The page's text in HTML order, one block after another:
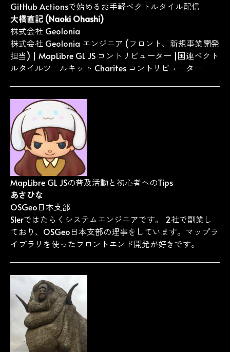
GitHub Actionsで始めるお手軽ベクトルタイル配信
大橋直記 (Naoki Ohashi)
株式会社 Geolonia
株式会社 Geolonia エンジニア (フロント、新規事業開発
担当) | MapLibre GL JS コントリビューター |国連ベクト
ルタイルツールキット Charites コントリビューター
MapLibre GL JSの普及活動と初心者へのTips
あさひな
OSGeo日本支部
SIerではたらくシステムエンジニアです。 2社で副業し
ており、OSGeo日本支部の理事をしています。マップラ
イブラリを使ったフロントエンド開発が好きです。